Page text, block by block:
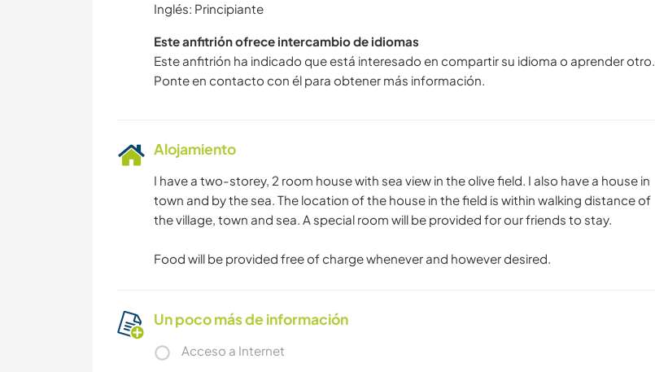
Inglés: Principiante
Este anfitrión ofrece intercambio de idiomas
Este anfitrión ha indicado que está interesado en compartir su idioma o aprender otro.
Ponte en contacto con él para obtener más información.
Alojamiento
I have a two-storey, 2 room house with sea view in the olive field. I also have a house in
town and by the sea. The location of the house in the field is within walking distance of
the village, town and sea. A special room will be provided for our friends to stay.
Food will be provided free of charge whenever and however desired.
Un poco más de información
Acceso a Internet